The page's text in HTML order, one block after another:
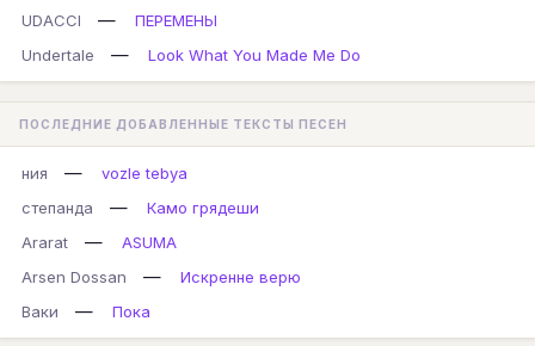
UDACCI
—
ПЕРЕМЕНЫ
Undertale
— Look What You Made Me Do
ПОСЛЕДНИЕ ДОБАВЛЕННЫЕ ТЕКСТЫ ПЕСЕН
ния —
vozle tebya
степанда
—
Камо грядеши
Ararat
—
ASUMA
Arsen Dossan
—
Искренне верю
Ваки
— Пока